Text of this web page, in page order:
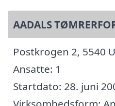
AADALS
Postkrogen 2, 5540
Ansatte: 1
Startdato: 28. juni